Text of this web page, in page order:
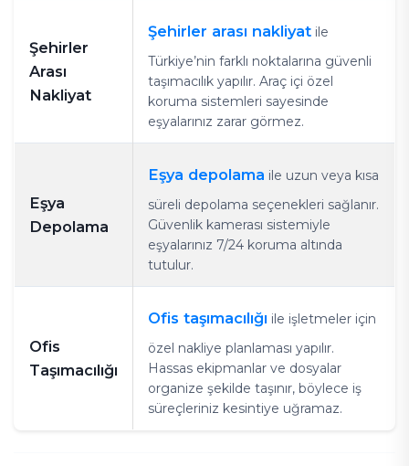
Şehirler
Arası
Nakliyat
Şehirler arası nakliyat ile
Türkiye’nin farklı noktalarına güvenli
taşımacılık yapılır. Araç içi özel
koruma sistemleri sayesinde
eşyalarınız zarar görmez.
Eşya
Depolama
Eşya depolama ile uzun veya kısa
süreli depolama seçenekleri sağlanır.
Güvenlik kamerası sistemiyle
eşyalarınız 7/24 koruma altında
tutulur.
Ofis
Taşımacılığı
Ofis taşımacılığı ile işletmeler için
özel nakliye planlaması yapılır.
Hassas ekipmanlar ve dosyalar
organize şekilde taşınır, böylece iş
süreçleriniz kesintiye uğramaz.